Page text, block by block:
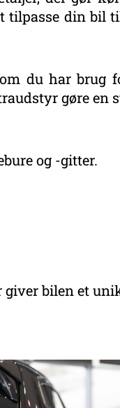
tilpasse din bil
du har brug
gøre en
og -gitter.
giver bilen et